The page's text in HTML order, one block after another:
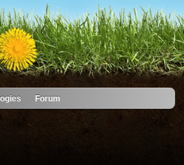
Forum